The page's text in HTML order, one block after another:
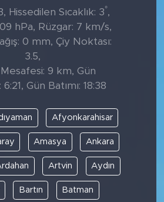
Hissedilen Sıcaklık: 3°,
hPa, Rüzgar: 7 km/s,
0 mm, Çiy Noktası:
3.5,
9 km, Gün
Gün Batımı: 18:38
Afyonkarahisar
Amasya Ankara
Artvin Aydın
Bartın Batman